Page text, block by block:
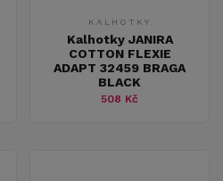
KALHOTKY
Kalhotky JANIRA
COTTON FLEXIE
ADAPT 32459 BRAGA
BLACK
508 Kč